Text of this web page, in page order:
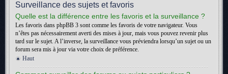
Surveillance des sujets et favoris
Quelle est la différence entre les favoris et la surveillance ?
Les favoris dans phpBB 3 sont comme les favoris de votre navigateur. Vous
n’êtes pas nécessairement averti des mises à jour, mais vous pouvez revenir plus
tard sur le sujet. A l’inverse, la surveillance vous préviendra lorsqu’un sujet ou un
forum sera mis à jour via votre choix de préférence.
Haut